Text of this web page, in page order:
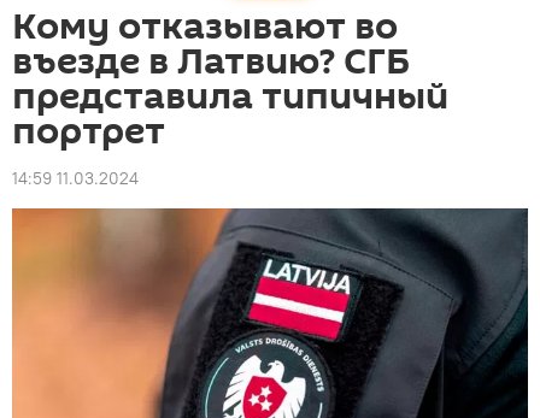
Кому отказывают во
въезде в Латвию? СГБ
представила типичный
портрет
14:59 11.03.2024